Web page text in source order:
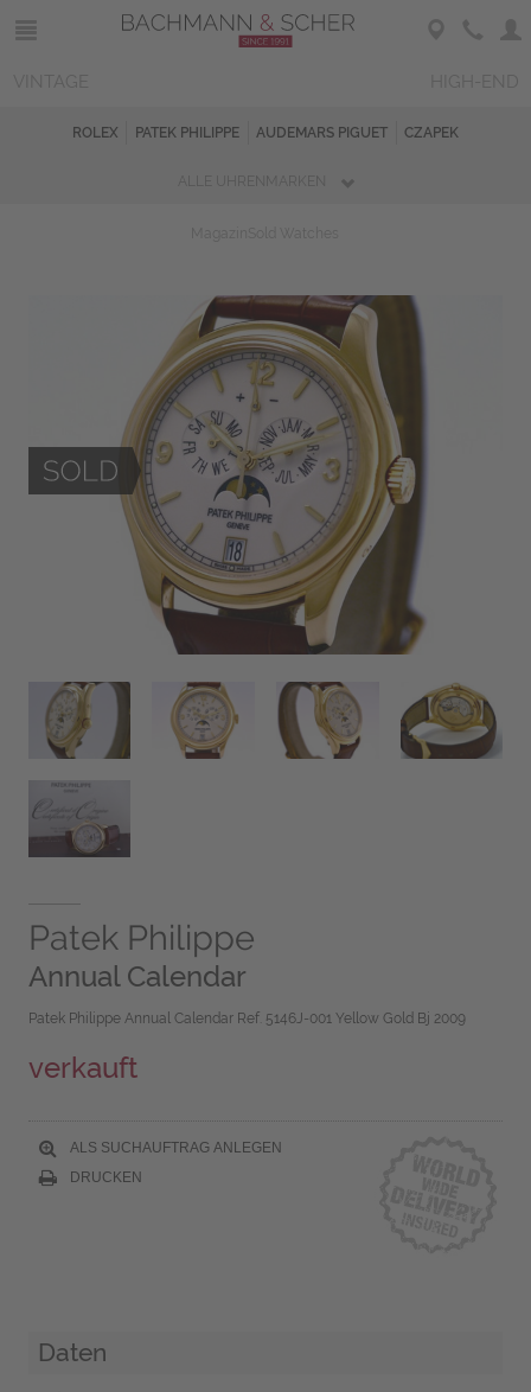
ROLEX PATEK PHILIPPE AUDEMARS PIGUET CZAPEK
Patek Philippe
Annual Calendar
Patek Philippe Annual Calendar Ref. 5146J-001 Yellow Gold Bj 2009
verkauft
ALS SUCHAUFTRAG ANLEGEN
DRUCKEN
Daten